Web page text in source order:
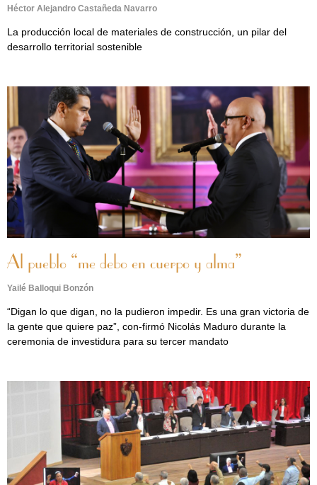
Héctor Alejandro Castañeda Navarro
La producción local de materiales de construcción, un pilar del
desarrollo territorial sostenible
Al pueblo “me debo en cuerpo y alma”
Yailé Balloqui Bonzón
“Digan lo que digan, no la pudieron impedir. Es una gran victoria de
la gente que quiere paz”, con-firmó Nicolás Maduro durante la
ceremonia de investidura para su tercer mandato